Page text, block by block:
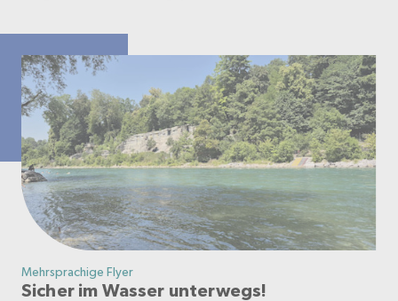
Mehrsprachige Flyer
Sicher im Wasser unterwegs!